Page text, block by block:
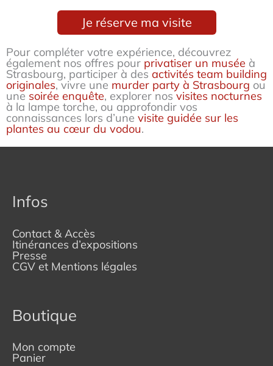
Je réserve ma visite
Pour compléter votre expérience, découvrez
également nos offres pour privatiser un musée à
Strasbourg, participer à des activités team building
originales, vivre une murder party à Strasbourg ou
une soirée enquête, explorer nosvisites nocturnes
à la lampe torche, ou approfondir vos
connaissances lors d’une visite guidée sur les
plantes au cœur du vodou.
Infos
Contact & Accès
Itinérances d’expositions
Presse
CGV et Mentions légales
Boutique
Mon compte
Panier